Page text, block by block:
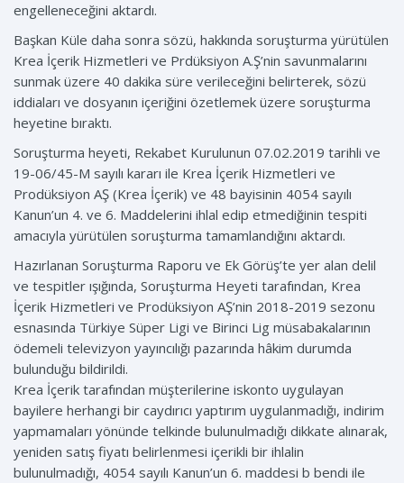
engelleneceğini aktardı.
Başkan Küle daha sonra sözü, hakkında soruşturma yürütülen
Krea İçerik Hizmetleri ve Prdüksiyon A.Ş’nin savunmalarını
sunmak üzere 40 dakika süre verileceğini belirterek, sözü
iddiaları ve dosyanın içeriğini özetlemek üzere soruşturma
heyetine bıraktı.
Soruşturma heyeti, Rekabet Kurulunun 07.02.2019 tarihli ve
19-06/45-M sayılı kararı ile Krea İçerik Hizmetleri ve
Prodüksiyon AŞ (Krea İçerik) ve 48 bayisinin 4054 sayılı
Kanun’un 4. ve 6. Maddelerini ihlal edip etmediğinin tespiti
amacıyla yürütülen soruşturma tamamlandığını aktardı.
Hazırlanan Soruşturma Raporu ve Ek Görüş’te yer alan delil
ve tespitler ışığında, Soruşturma Heyeti tarafından, Krea
İçerik Hizmetleri ve Prodüksiyon AŞ’nin 2018-2019 sezonu
esnasında Türkiye Süper Ligi ve Birinci Lig müsabakalarının
ödemeli televizyon yayıncılığı pazarında hâkim durumda
bulunduğu bildirildi.
Krea İçerik tarafından müşterilerine iskonto uygulayan
bayilere herhangi bir caydırıcı yaptırım uygulanmadığı, indirim
yapmamaları yönünde telkinde bulunulmadığı dikkate alınarak,
yeniden satış fiyatı belirlenmesi içerikli bir ihlalin
bulunulmadığı, 4054 sayılı Kanun’un 6. maddesi b bendi ile